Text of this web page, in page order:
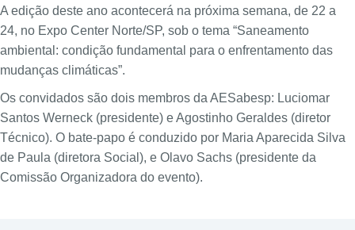
A edição deste ano acontecerá na próxima semana, de 22 a
24, no Expo Center Norte/SP, sob o tema “Saneamento
ambiental: condição fundamental para o enfrentamento das
mudanças climáticas”.
Os convidados são dois membros da AESabesp: Luciomar
Santos Werneck (presidente) e Agostinho Geraldes (diretor
Técnico). O bate-papo é conduzido por Maria Aparecida Silva
de Paula (diretora Social), e Olavo Sachs (presidente da
Comissão Organizadora do evento).